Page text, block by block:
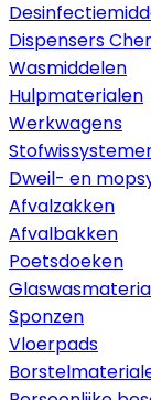
Dispensers
Wasmiddelen
Hulpmaterialen
Werkwagens
Dweil- en
Afvalzakken
Afvalbakken
Poetsdoeken
Sponzen
Vloerpads